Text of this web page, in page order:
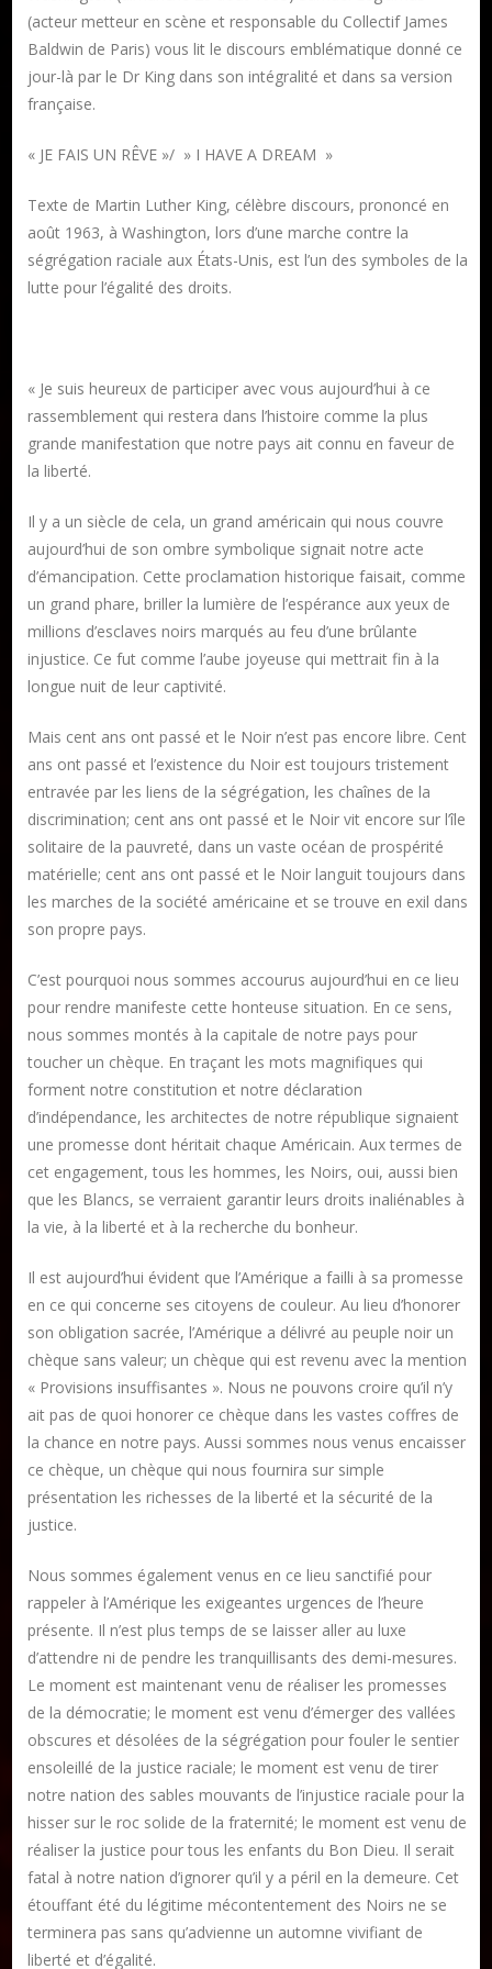
Publier un livre
Charte
Collections
Formation en Édition Numérique
Les ateliers d’écriture littéraire
AUTEURS
Les ateliers d’écriture littéraire
Formation en Édition Numérique
(acteur metteur en scène et responsable du Collectif James
Baldwin de Paris) vous lit le discours emblématique donné ce
jour-là par le Dr King dans son intégralité et dans sa version
française.
« JE FAIS UN RÊVE »/ » I HAVE A DREAM »
Texte de Martin Luther King, célèbre discours, prononcé en
août 1963, à Washington, lors d’une marche contre la
ségrégation raciale aux États-Unis, est l’un des symboles de la
lutte pour l’égalité des droits.
« Je suis heureux de participer avec vous aujourd’hui à ce
rassemblement qui restera dans l’histoire comme la plus
grande manifestation que notre pays ait connu en faveur de
la liberté.
Il y a un siècle de cela, un grand américain qui nous couvre
aujourd’hui de son ombre symbolique signait notre acte
d’émancipation. Cette proclamation historique faisait, comme
un grand phare, briller la lumière de l’espérance aux yeux de
millions d’esclaves noirs marqués au feu d’une brûlante
injustice. Ce fut comme l’aube joyeuse qui mettrait fin à la
longue nuit de leur captivité.
Mais cent ans ont passé et le Noir n’est pas encore libre. Cent
ans ont passé et l’existence du Noir est toujours tristement
entravée par les liens de la ségrégation, les chaînes de la
discrimination; cent ans ont passé et le Noir vit encore sur l’île
solitaire de la pauvreté, dans un vaste océan de prospérité
matérielle; cent ans ont passé et le Noir languit toujours dans
les marches de la société américaine et se trouve en exil dans
son propre pays.
C’est pourquoi nous sommes accourus aujourd’hui en ce lieu
pour rendre manifeste cette honteuse situation. En ce sens,
nous sommes montés à la capitale de notre pays pour
toucher un chèque. En traçant les mots magnifiques qui
forment notre constitution et notre déclaration
d’indépendance, les architectes de notre république signaient
une promesse dont héritait chaque Américain. Aux termes de
cet engagement, tous les hommes, les Noirs, oui, aussi bien
que les Blancs, se verraient garantir leurs droits inaliénables à
la vie, à la liberté et à la recherche du bonheur.
Il est aujourd’hui évident que l’Amérique a failli à sa promesse
en ce qui concerne ses citoyens de couleur. Au lieu d’honorer
son obligation sacrée, l’Amérique a délivré au peuple noir un
chèque sans valeur; un chèque qui est revenu avec la mention
« Provisions insuffisantes ». Nous ne pouvons croire qu’il n’y
ait pas de quoi honorer ce chèque dans les vastes coffres de
la chance en notre pays. Aussi sommes nous venus encaisser
ce chèque, un chèque qui nous fournira sur simple
présentation les richesses de la liberté et la sécurité de la
justice.
Nous sommes également venus en ce lieu sanctifié pour
rappeler à l’Amérique les exigeantes urgences de l’heure
présente. Il n’est plus temps de se laisser aller au luxe
d’attendre ni de pendre les tranquillisants des demi-mesures.
Le moment est maintenant venu de réaliser les promesses
de la démocratie; le moment est venu d’émerger des vallées
obscures et désolées de la ségrégation pour fouler le sentier
ensoleillé de la justice raciale; le moment est venu de tirer
notre nation des sables mouvants de l’injustice raciale pour la
hisser sur le roc solide de la fraternité; le moment est venu de
réaliser la justice pour tous les enfants du Bon Dieu. Il serait
fatal à notre nation d’ignorer qu’il y a péril en la demeure. Cet
étouffant été du légitime mécontentement des Noirs ne se
terminera pas sans qu’advienne un automne vivifiant de
liberté et d’égalité.